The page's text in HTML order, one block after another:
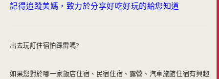
記得追蹤美媽，致力於分享好吃好玩的給您知道
出去玩訂住宿怕踩雷嗎?
如果您對於哪一家飯店住宿、民宿住宿、露營、汽車旅館住宿有興趣